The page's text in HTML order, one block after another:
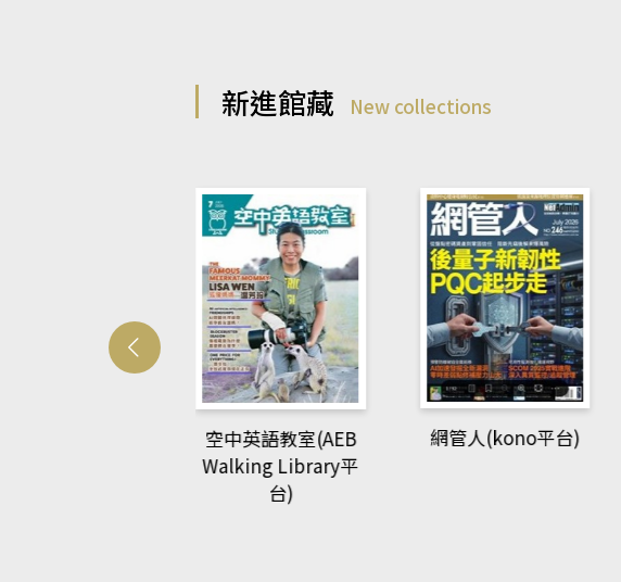
新進館藏 New collections
網管人(kono平台) Developmetal cell